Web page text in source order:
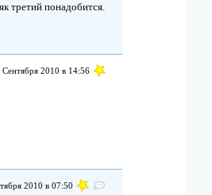
третий понадобится.
Сентября 2010 в 14:56
2010 в 07:50